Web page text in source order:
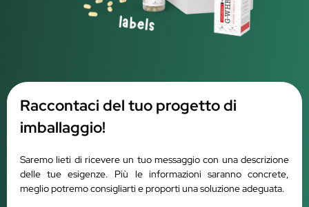
Raccontaci del tuo progetto di
imballaggio!
Saremo lieti di ricevere un tuo messaggio con una descrizione
delle tue esigenze. Più le informazioni saranno concrete,
meglio potremo consigliarti e proporti una soluzione adeguata.